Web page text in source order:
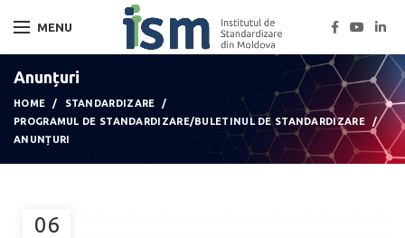
MENU
Anunțuri
HOME
STANDARDIZARE
PROGRAMUL DE STANDARDIZARE/BULETINUL DE STANDARDIZARE
ANUNȚURI
06